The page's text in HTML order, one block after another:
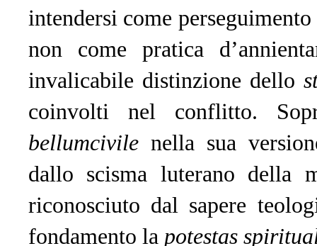
intendersi come
non come pratica
invalicabile distinzione dello
coinvolti nel conflitto.
bellumcivile nella sua
dallo scisma luterano della
riconosciuto dal sapere
fondamento la potestas